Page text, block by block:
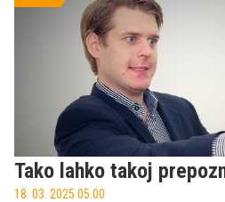
Tako lahko takoj
18. 03. 2025 05.00